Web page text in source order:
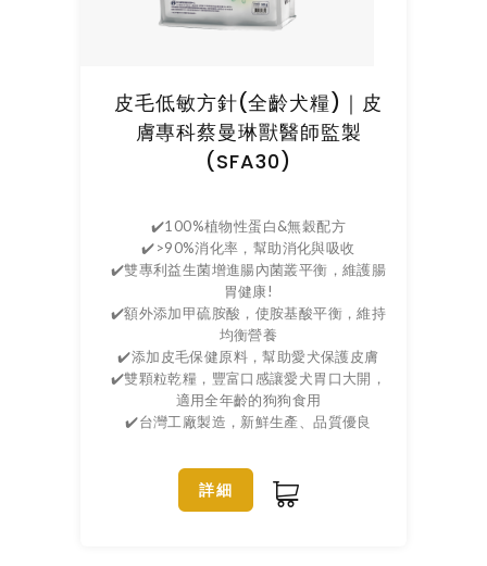
皮毛低敏方針(全齡犬糧)｜皮
膚專科蔡曼琳獸醫師監製
(SFA30)
✔️100%植物性蛋白&無穀配方
✔️>90%消化率，幫助消化與吸收
✔️雙專利益生菌增進腸內菌叢平衡，維護腸
胃健康!
✔️額外添加甲硫胺酸，使胺基酸平衡，維持
均衡營養
✔️添加皮毛保健原料，幫助愛犬保護皮膚
✔️雙顆粒乾糧，豐富口感讓愛犬胃口大開，
適用全年齡的狗狗食用
✔️台灣工廠製造，新鮮生產、品質優良
詳細